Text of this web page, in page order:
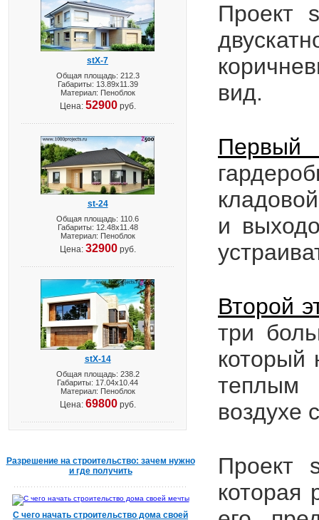
stX-7
Общая площадь: 212.3
Габариты: 13.89х11.39
Материал: Пеноблок
Цена: 52900руб.
st-24
Общая площадь: 110.6
Габариты: 12.48х11.48
Материал: Пеноблок
Цена: 32900руб.
stX-14
Общая площадь: 238.2
Габариты: 17.04х10.44
Материал: Пеноблок
Цена: 69800руб.
Разрешение на строительство: зачем нужно
и где получить
С чего начать строительство дома своей
Проект
вид.
Первый
и
Второй
три
который
теплым
воздухе
Проект
которая